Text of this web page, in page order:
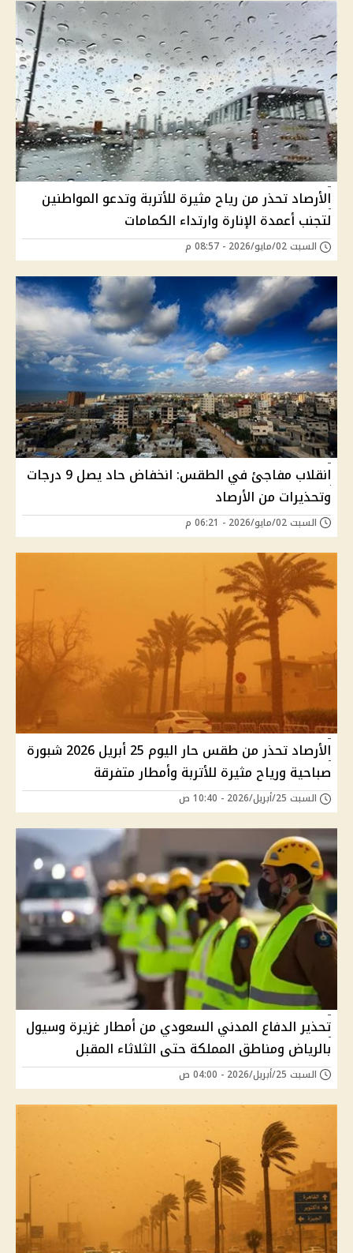
الأرصاد تحذر من رياح مثيرة للأتربة وتدعو المواطنين
لتجنب أعمدة الإنارة وارتداء الكمامات
السبت 02/مايو/2026 - 08:57 م
انقلاب مفاجئ في الطقس: انخفاض حاد يصل 9 درجات
وتحذيرات من الأرصاد
السبت 02/مايو/2026 - 06:21 م
الأرصاد تحذر من طقس حار اليوم 25 أبريل 2026 شبورة
صباحية ورياح مثيرة للأتربة وأمطار متفرقة
السبت 25/أبريل/2026 - 10:40 ص
تحذير الدفاع المدني السعودي من أمطار غزيرة وسيول
بالرياض ومناطق المملكة حتى الثلاثاء المقبل
السبت 25/أبريل/2026 - 04:00 ص